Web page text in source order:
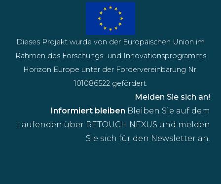
Informiert bleiben Bleiben Sie auf dem
Laufenden über RETOUCH NEXUS und melden
Sie sich für den Newsletter an.
Melden Sie sich an!
Dieses Projekt wurde von der Europäischen Union im
Rahmen des Forschungs- und Innovationsprogramms
Horizon Europe unter der Fördervereinbarung Nr.
101086522 gefördert.